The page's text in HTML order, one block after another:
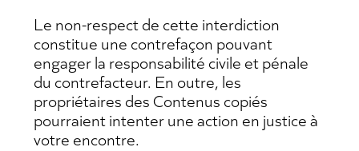
Le non-respect de cette interdiction
constitue une contrefaçon pouvant
engager la responsabilité civile et pénale
du contrefacteur. En outre, les
propriétaires des Contenus copiés
pourraient intenter une action en justice à
votre encontre.